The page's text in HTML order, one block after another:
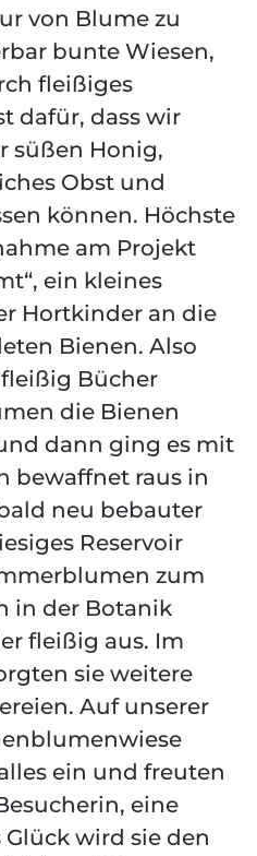
von Blume zu
bunte Wiesen,
fleißiges
dafür, dass wir
süßen Honig,
Obst und
können. Höchste
am Projekt
ein kleines
Hortkinder an die
Bienen. Also
Bücher
die Bienen
dann ging es mit
bewaffnet raus in
neu bebauter
Reservoir
zum
in der Botanik
fleißig aus. Im
sie weitere
Auf unserer
ein und freuten
eine
wird sie den